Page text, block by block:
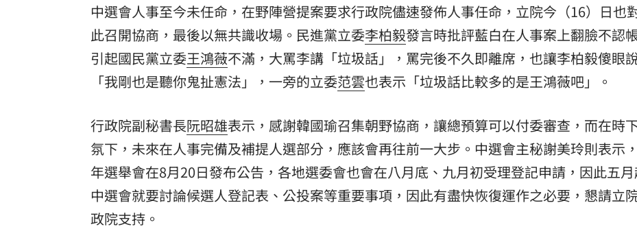
中選會人事至今未任命，在野陣營提案要求行政院儘速發佈人事任命，立院今（16）日也
此召開協商，最後以無共識收場。民進黨立委李柏毅發言時批評藍白在人事案上翻臉不認
引起國民黨立委王鴻薇不滿，大罵李講「垃圾話」，罵完後不久即離席，也讓李柏毅傻眼
「我剛也是聽你鬼扯憲法」，一旁的立委范雲也表示「垃圾話比較多的是王鴻薇吧」。
行政院副秘書長阮昭雄表示，感謝韓國瑜召集朝野協商，讓總預算可以付委審查，而在時
氛下，未來在人事完備及補提人選部分，應該會再往前一大步。中選會主秘謝美玲則表示
年選舉會在8月20日發布公告，各地選委會也會在八月底、九月初受理登記申請，因此五
中選會就要討論候選人登記表、公投案等重要事項，因此有盡快恢復運作之必要，懇請立
政院支持。